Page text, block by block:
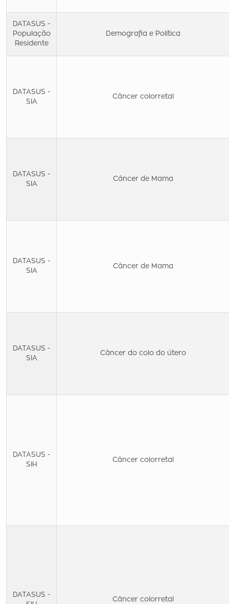
DATASUS -
População
Residente
Demografia e Política
DATASUS -
SIA
Câncer colorretal
DATASUS -
SIA
Câncer de Mama
DATASUS -
SIA
Câncer de Mama
DATASUS -
SIA
Câncer do colo do útero
DATASUS -
SIH
Câncer colorretal
DATASUS -
Câncer colorretal